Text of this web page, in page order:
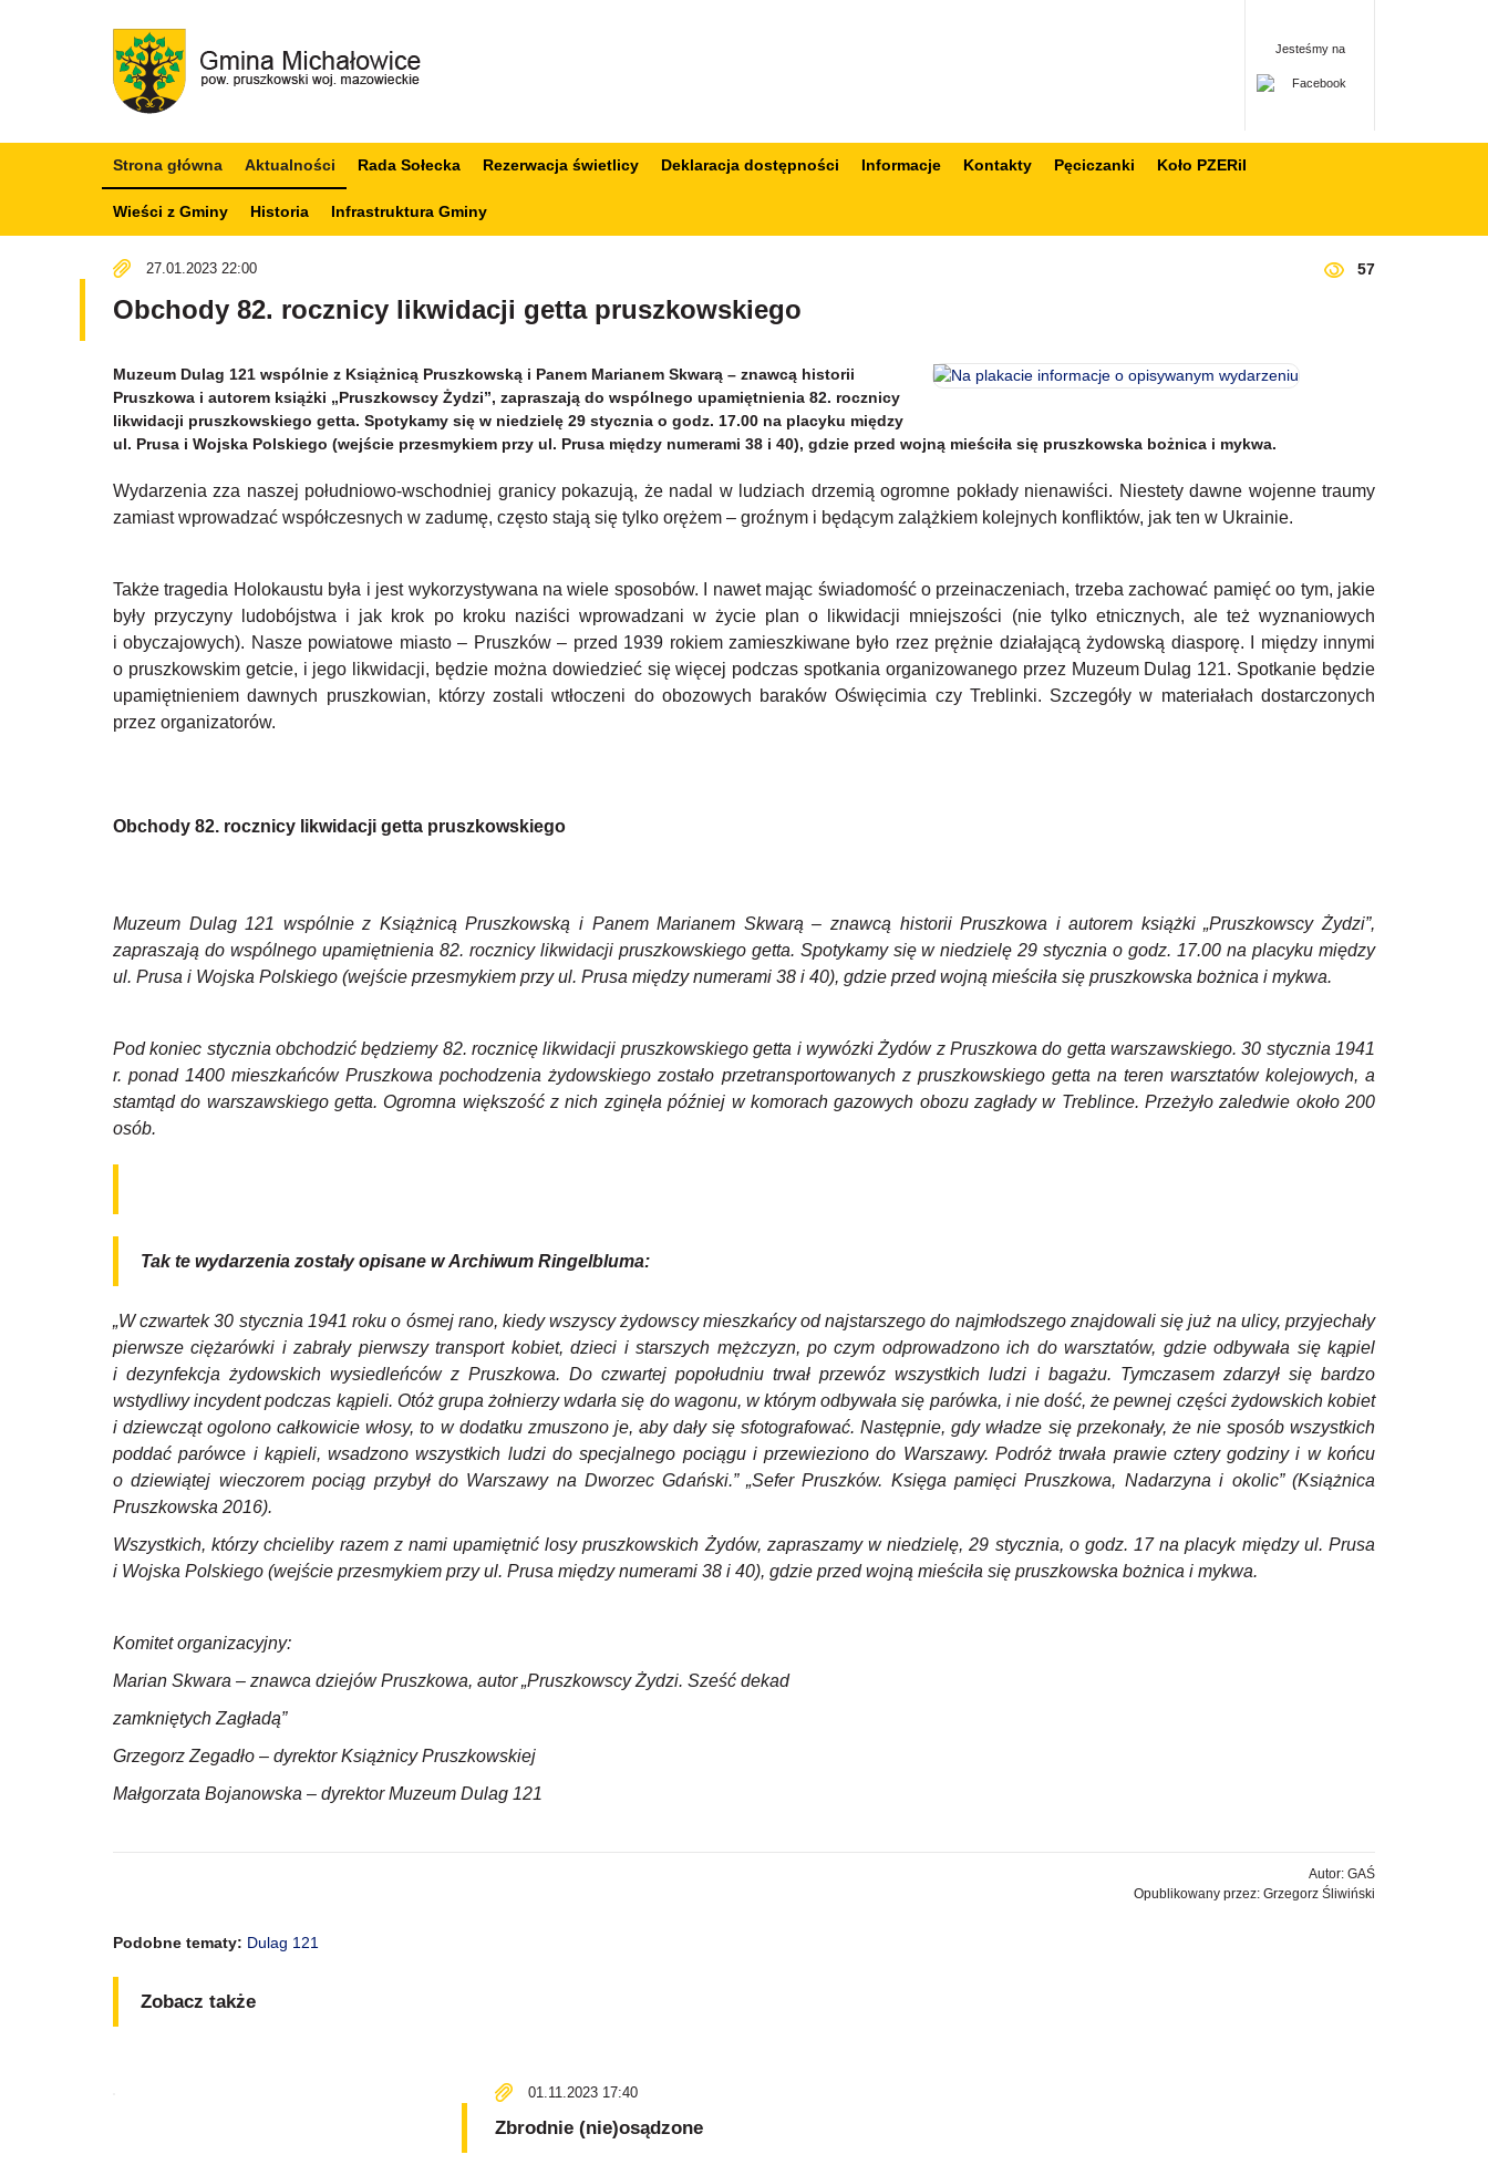
Jesteśmy na
Strona główna Aktualności Rada Sołecka Rezerwacja świetlicy Deklaracja dostępności Informacje Kontakty Pęciczanki Koło PZERiI
Wieści z Gminy Historia Infrastruktura Gminy
27.01.2023 22:00
Obchody 82. rocznicy likwidacji getta pruszkowskiego
57
Muzeum Dulag 121 wspólnie z Książnicą Pruszkowską i Panem Marianem Skwarą – znawcą historii
Pruszkowa i autorem książki „Pruszkowscy Żydzi”, zapraszają do wspólnego upamiętnienia 82. rocznicy
likwidacji pruszkowskiego getta. Spotykamy się w niedzielę 29 stycznia o godz. 17.00 na placyku między
ul. Prusa i Wojska Polskiego (wejście przesmykiem przy ul. Prusa między numerami 38 i 40), gdzie przed wojną mieściła się pruszkowska bożnica i mykwa.
Wydarzenia zza naszej południowo-wschodniej granicy pokazują, że nadal w ludziach drzemią ogromne pokłady nienawiści. Niestety dawne wojenne traumy
zamiast wprowadzać współczesnych w zadumę, często stają się tylko orężem – groźnym i będącym zalążkiem kolejnych konfliktów, jak ten w Ukrainie.
Także tragedia Holokaustu była i jest wykorzystywana na wiele sposobów. I nawet mając świadomość o przeinaczeniach, trzeba zachować pamięć oo tym, jakie
były przyczyny ludobójstwa i jak krok po kroku naziści wprowadzani w życie plan o likwidacji mniejszości (nie tylko etnicznych, ale też wyznaniowych
i obyczajowych). Nasze powiatowe miasto – Pruszków – przed 1939 rokiem zamieszkiwane było rzez prężnie działającą żydowską diasporę. I między innymi
o pruszkowskim getcie, i jego likwidacji, będzie można dowiedzieć się więcej podczas spotkania organizowanego przez Muzeum Dulag 121. Spotkanie będzie
upamiętnieniem dawnych pruszkowian, którzy zostali wtłoczeni do obozowych baraków Oświęcimia czy Treblinki. Szczegóły w materiałach dostarczonych
przez organizatorów.
Obchody 82. rocznicy likwidacji getta pruszkowskiego
Muzeum Dulag 121 wspólnie z Książnicą Pruszkowską i Panem Marianem Skwarą – znawcą historii Pruszkowa i autorem książki „Pruszkowscy Żydzi”,
zapraszają do wspólnego upamiętnienia 82. rocznicy likwidacji pruszkowskiego getta. Spotykamy się w niedzielę 29 stycznia o godz. 17.00 na placyku między
ul. Prusa i Wojska Polskiego (wejście przesmykiem przy ul. Prusa między numerami 38 i 40), gdzie przed wojną mieściła się pruszkowska bożnica i mykwa.
Pod koniec stycznia obchodzić będziemy 82. rocznicę likwidacji pruszkowskiego getta i wywózki Żydów z Pruszkowa do getta warszawskiego. 30 stycznia 1941
r. ponad 1400 mieszkańców Pruszkowa pochodzenia żydowskiego zostało przetransportowanych z pruszkowskiego getta na teren warsztatów kolejowych, a
stamtąd do warszawskiego getta. Ogromna większość z nich zginęła później w komorach gazowych obozu zagłady w Treblince. Przeżyło zaledwie około 200
osób.
Tak te wydarzenia zostały opisane w Archiwum Ringelbluma:
„W czwartek 30 stycznia 1941 roku o ósmej rano, kiedy wszyscy żydowscy mieszkańcy od najstarszego do najmłodszego znajdowali się już na ulicy, przyjechały
pierwsze ciężarówki i zabrały pierwszy transport kobiet, dzieci i starszych mężczyzn, po czym odprowadzono ich do warsztatów, gdzie odbywała się kąpiel
i dezynfekcja żydowskich wysiedleńców z Pruszkowa. Do czwartej popołudniu trwał przewóz wszystkich ludzi i bagażu. Tymczasem zdarzył się bardzo
wstydliwy incydent podczas kąpieli. Otóż grupa żołnierzy wdarła się do wagonu, w którym odbywała się parówka, i nie dość, że pewnej części żydowskich kobiet
i dziewcząt ogolono całkowicie włosy, to w dodatku zmuszono je, aby dały się sfotografować. Następnie, gdy władze się przekonały, że nie sposób wszystkich
poddać parówce i kąpieli, wsadzono wszystkich ludzi do specjalnego pociągu i przewieziono do Warszawy. Podróż trwała prawie cztery godziny i w końcu
o dziewiątej wieczorem pociąg przybył do Warszawy na Dworzec Gdański.” „Sefer Pruszków. Księga pamięci Pruszkowa, Nadarzyna i okolic” (Książnica
Pruszkowska 2016).
Wszystkich, którzy chcieliby razem z nami upamiętnić losy pruszkowskich Żydów, zapraszamy w niedzielę, 29 stycznia, o godz. 17 na placyk między ul. Prusa
i Wojska Polskiego (wejście przesmykiem przy ul. Prusa między numerami 38 i 40), gdzie przed wojną mieściła się pruszkowska bożnica i mykwa.
Komitet organizacyjny:
Marian Skwara – znawca dziejów Pruszkowa, autor „Pruszkowscy Żydzi. Sześć dekad
zamkniętych Zagładą”
Grzegorz Zegadło – dyrektor Książnicy Pruszkowskiej
Małgorzata Bojanowska – dyrektor Muzeum Dulag 121
Autor: GAŚ
Opublikowany przez: Grzegorz Śliwiński
Podobne tematy: Dulag 121
Zobacz także
01.11.2023 17:40
Zbrodnie (nie)osądzone